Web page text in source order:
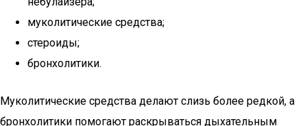
муколитические средства;
стероиды;
бронхолитики.
Муколитические средства делают слизь более редкой, а
бронхолитики помогают раскрываться дыхательным